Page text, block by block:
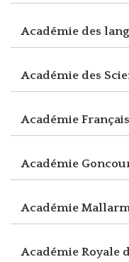
Académie des
Académie des
Académie
Académie
Académie
Académie Royale